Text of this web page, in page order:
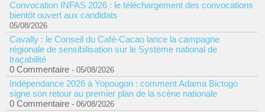
Convocation INFAS 2026 : le téléchargement des convocations
bientôt ouvert aux candidats
05/08/2026
Cavally : le Conseil du Café-Cacao lance la campagne
régionale de sensibilisation sur le Système national de
traçabilité
0 Commentaire - 05/08/2026
Indépendance 2026 à Yopougon : comment Adama Bictogo
signe son retour au premier plan de la scène nationale
0 Commentaire - 06/08/2026